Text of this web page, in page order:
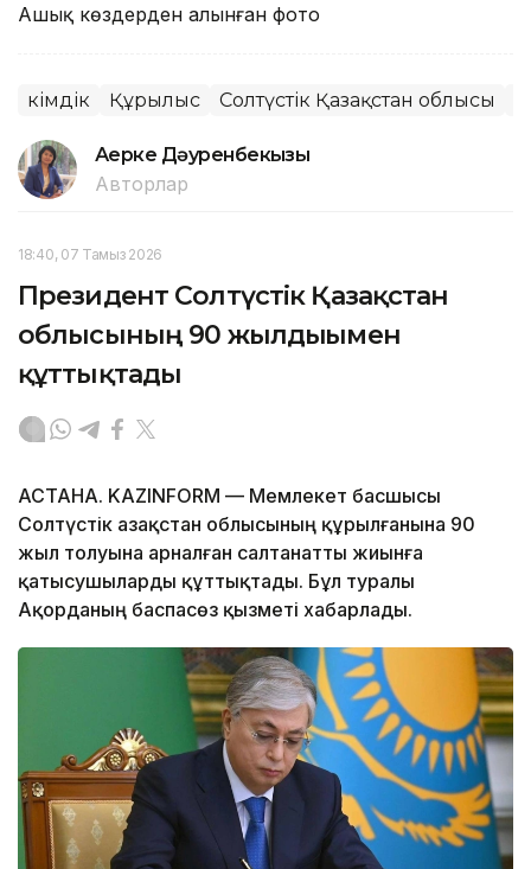
Ашық көздерден алынған фото
Әкімдік Құрылыс Солтүстік Қазақстан облысы
Ақерке Дәуренбекқызы
Авторлар
18:40, 07 Тамыз 2026
Президент Солтүстік Қазақстан
облысының 90 жылдығымен
құттықтады
АСТАНА. KAZINFORM — Мемлекет басшысы
Солтүстік Қазақстан облысының құрылғанына 90
жыл толуына арналған салтанатты жиынға
қатысушыларды құттықтады. Бұл туралы
Ақорданың баспасөз қызметі хабарлады.